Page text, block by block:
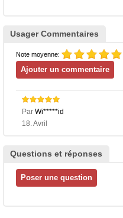
Usager Commentaires
Note moyenne:
Par Wi*****id
18. Avril
Questions et réponses